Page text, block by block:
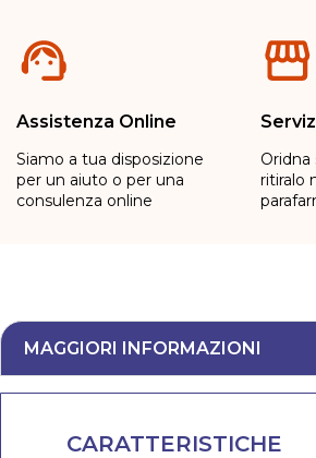
Assistenza Online
Siamo a tua disposizione
per un aiuto o per una
consulenza online
Oridna
ritiralo
MAGGIORI INFORMAZIONI
CARATTERISTICHE